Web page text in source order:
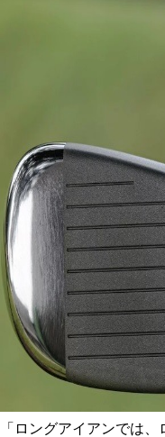
「ロングアイアンでは